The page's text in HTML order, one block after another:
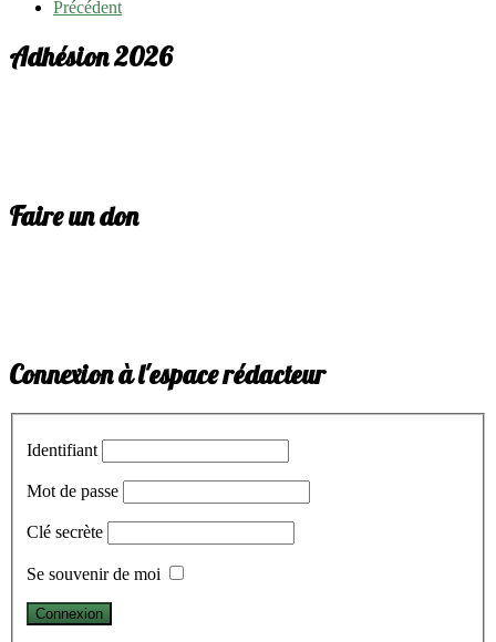
Précédent
Adhésion 2026
Faire un don
Connexion à l'espace rédacteur
Identifiant
Mot de passe
Clé secrète
Se souvenir de moi